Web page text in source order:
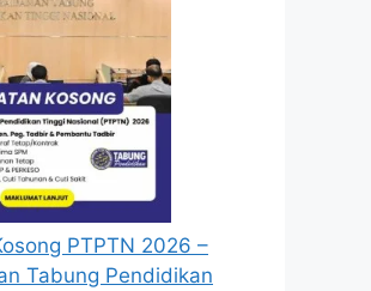
PTPTN 2026 –
Tabung Pendidikan